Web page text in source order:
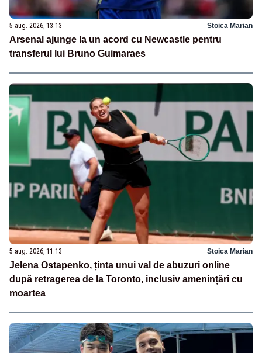
5 aug. 2026, 13:13 Stoica Marian
Arsenal ajunge la un acord cu Newcastle pentru
transferul lui Bruno Guimaraes
5 aug. 2026, 11:13 Stoica Marian
Jelena Ostapenko, ținta unui val de abuzuri online
după retragerea de la Toronto, inclusiv amenințări cu
moartea